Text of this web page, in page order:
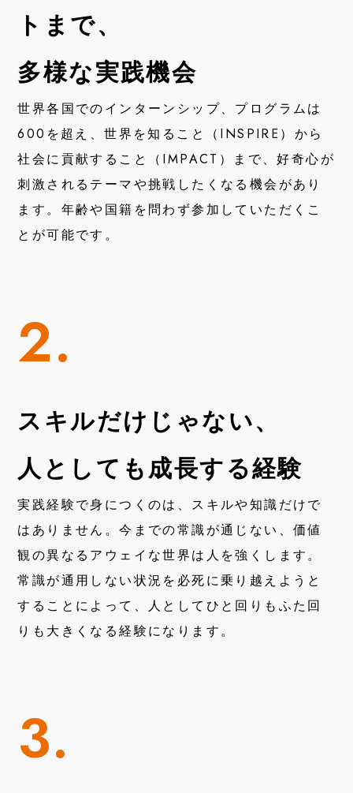
トまで、
多様な実践機会
世界各国でのインターンシップ、プログラムは
600を超え、世界を知ること（INSPIRE）から
社会に貢献すること（IMPACT）まで、好奇心が
刺激されるテーマや挑戦したくなる機会があり
ます。年齢や国籍を問わず参加していただくこ
とが可能です。
2.
スキルだけじゃない、
人としても成長する経験
実践経験で身につくのは、スキルや知識だけで
はありません。今までの常識が通じない、価値
観の異なるアウェイな世界は人を強くします。
常識が通用しない状況を必死に乗り越えようと
することによって、人としてひと回りもふた回
りも大きくなる経験になります。
3.